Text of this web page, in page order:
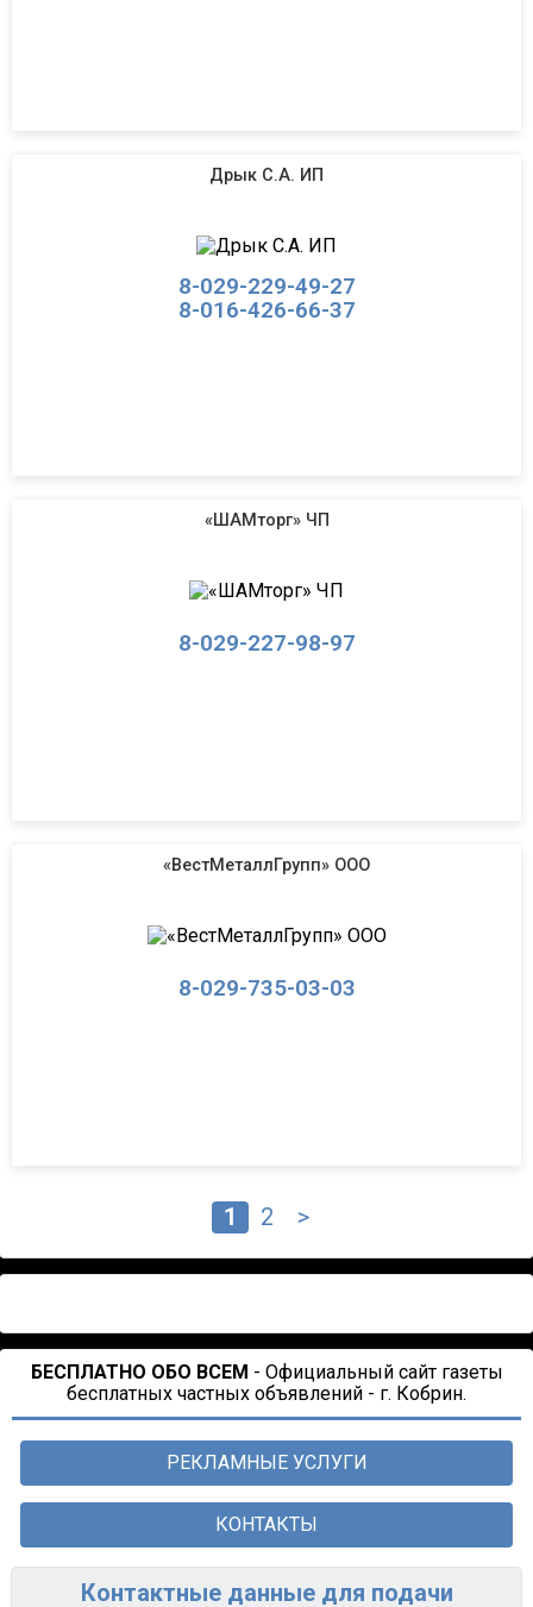
Дрык С.А. ИП
8-029-229-49-27
8-016-426-66-37
«ШАМторг» ЧП
8-029-227-98-97
«ВестМеталлГрупп» ООО
8-029-735-03-03
1 2 >
БЕСПЛАТНО ОБО ВСЕМ - Официальный сайт газеты
бесплатных частных объявлений - г. Кобрин.
РЕКЛАМНЫЕ УСЛУГИ
КОНТАКТЫ
Контактные данные для подачи